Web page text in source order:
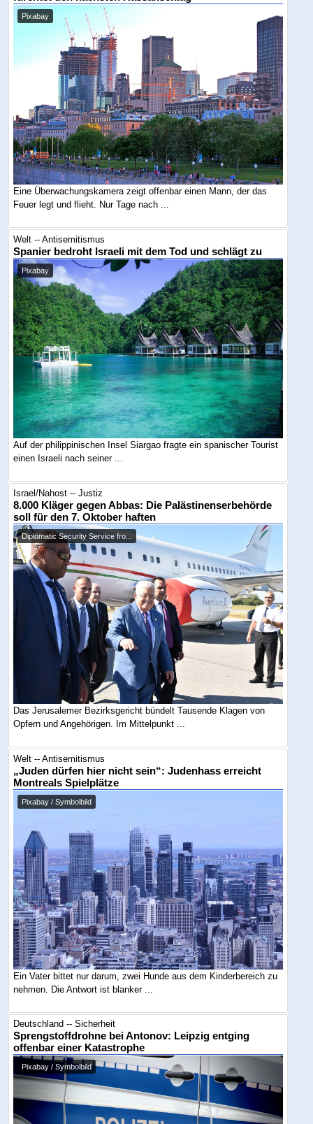
Pixabay
Eine Überwachungskamera zeigt offenbar einen Mann, der das
Feuer legt und flieht. Nur Tage nach ...
Welt -- Antisemitismus
Spanier bedroht Israeli mit dem Tod und schlägt zu
Pixabay
Auf der philippinischen Insel Siargao fragte ein spanischer Tourist
einen Israeli nach seiner ...
Israel/Nahost -- Justiz
8.000 Kläger gegen Abbas: Die Palästinenserbehörde
soll für den 7. Oktober haften
Diplomatic Security Service fro...
Das Jerusalemer Bezirksgericht bündelt Tausende Klagen von
Opfern und Angehörigen. Im Mittelpunkt ...
Welt -- Antisemitismus
„Juden dürfen hier nicht sein“: Judenhass erreicht
Montreals Spielplätze
Pixabay / Symbolbild
Ein Vater bittet nur darum, zwei Hunde aus dem Kinderbereich zu
nehmen. Die Antwort ist blanker ...
Deutschland -- Sicherheit
Sprengstoffdrohne bei Antonov: Leipzig entging
offenbar einer Katastrophe
Pixabay / Symbolbild